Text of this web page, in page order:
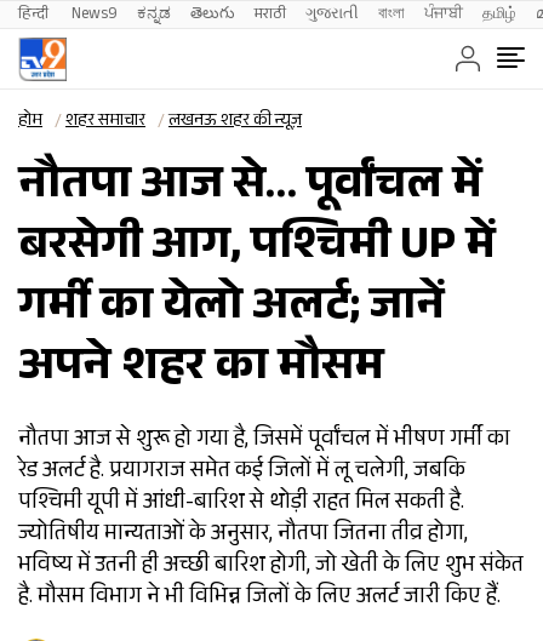
हिन्दी News9 ಕನ್ನಡ తెలుగు मराठी ગુજરાતી বাংলা ਪੰਜਾਬੀ தமிழ்
होम शहर समाचार लखनऊ शहर की न्यूज़
नौतपा आज से… पूर्वांचल में
बरसेगी आग, पश्चिमी UP में
गर्मी का येलो अलर्ट; जानें
अपने शहर का मौसम
नौतपा आज से शुरू हो गया है, जिसमें पूर्वांचल में भीषण गर्मी का
रेड अलर्ट है. प्रयागराज समेत कई जिलों में लू चलेगी, जबकि
पश्चिमी यूपी में आंधी-बारिश से थोड़ी राहत मिल सकती है.
ज्योतिषीय मान्यताओं के अनुसार, नौतपा जितना तीव्र होगा,
भविष्य में उतनी ही अच्छी बारिश होगी, जो खेती के लिए शुभ संकेत
है. मौसम विभाग ने भी विभिन्न जिलों के लिए अलर्ट जारी किए हैं.